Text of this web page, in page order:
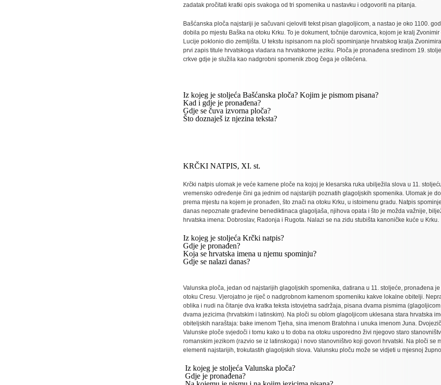
zadatak pročitati kratki opis svakoga od tri spomenika u nastavku i odgovoriti na pitanja.
Bašćanska ploča najstariji je sačuvani cjeloviti tekst pisan glagoljicom, a nastao je oko 1100.
dobila po mjestu Baška na otoku Krku. To je dokument, točnije darovnica, kojom je kralj Zvonimir
Lucije poklonio dio zemljišta. U tekstu ispisanom na ploči spominjanje hrvatskog kralja
prvi zapis titule hrvatskoga vladara na hrvatskome jeziku. Ploča je pronađena sredinom 19.
crkve gdje je služila kao nadgrobni spomenik zbog čega je oštećena.
Iz kojeg je stoljeća Bašćanska ploča? Kojim je pismom pisana?
Kad i gdje je pronađena?
Gdje se čuva izvorna ploča?
Što doznaješ iz njezina teksta?
KRČKI NATPIS, XI. st.
Krčki natpis ulomak je veće kamene ploče na kojoj je klesarska ruka ubilježila slova u 11.
vremensko određenje čini ga jednim od najstarijih poznatih glagoljskih spomenika. Ulomak je
prema mjestu na kojem je pronađen, što znači na otoku Krku, u istoimenu gradu. Natpis
danas nepoznate građevine benediktinaca glagoljaša, njihova opata i što je možda važnije,
hrvatska imena: Dobroslav, Radonja i Rugota. Nalazi se na zidu stubišta kanoničke kuće u Krku.
Iz kojeg je stoljeća Krčki natpis?
Gdje je pronađen?
Koja se hrvatska imena u njemu spominju?
Gdje se nalazi danas?
Valunska ploča, jedan od najstarijih glagoljskih spomenika, datirana u 11. stoljeće, pronađena
otoku Cresu. Vjerojatno je riječ o nadgrobnom kamenom spomeniku kakve lokalne obitelji.
oblika i nudi na čitanje dva kratka teksta istovjetna sadržaja, pisana dvama pismima
dvama jezicima (hrvatskim i latinskim). Na ploči su oblom glagoljicom uklesana stara hrvatska
obiteljskih naraštaja: bake imenom Tjeha, sina imenom Bratohna i unuka imenom Juna.
Valunske ploče svjedoči i tomu kako u to doba na otoku usporedno živi njegovo staro
romanskim jezikom (razvio se iz latinskoga) i novo stanovništvo koji govori hrvatski. Na ploči se
elementi najstarijih, trokutastih glagoljskih slova. Valunsku ploču može se vidjeti u mjesnoj
Iz kojeg je stoljeća Valunska ploča?
Gdje je pronađena?